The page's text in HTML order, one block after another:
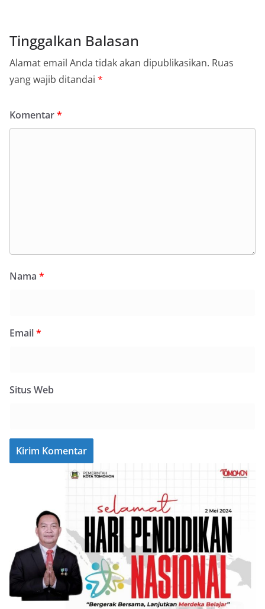
Tinggalkan Balasan
Alamat email Anda tidak akan dipublikasikan. Ruas
yang wajib ditandai *
Komentar*
Nama *
Email*
Situs Web